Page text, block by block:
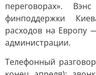
переговорах».
финподдержки
расходов на Европу
администрации.
Телефонный